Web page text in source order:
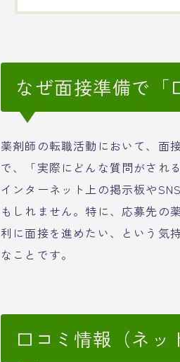
なぜ面接準備で「
薬剤師の転職活動において、面
で、「実際にどんな質問がされ
インターネット上の掲示板や
もしれません。特に、応募先の
利に面接を進めたい、という気
なことです。
口コミ情報（ネッ